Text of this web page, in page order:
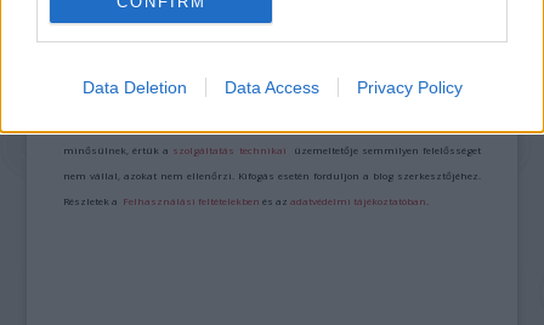
Data Deletion Data Access Privacy Policy
A bejegyzés trackback címe:
https://kulturpart.hu/api/trackback/id/7925830
Kommentek:
minősülnek, értük a szolgáltatás technikai üzemeltetője semmilyen felelősséget
nem vállal, azokat nem ellenőrzi. Kifogás esetén forduljon a blog szerkesztőjéhez.
Részletek a Felhasználási feltételekben és azadatvédelmi tájékoztatóban